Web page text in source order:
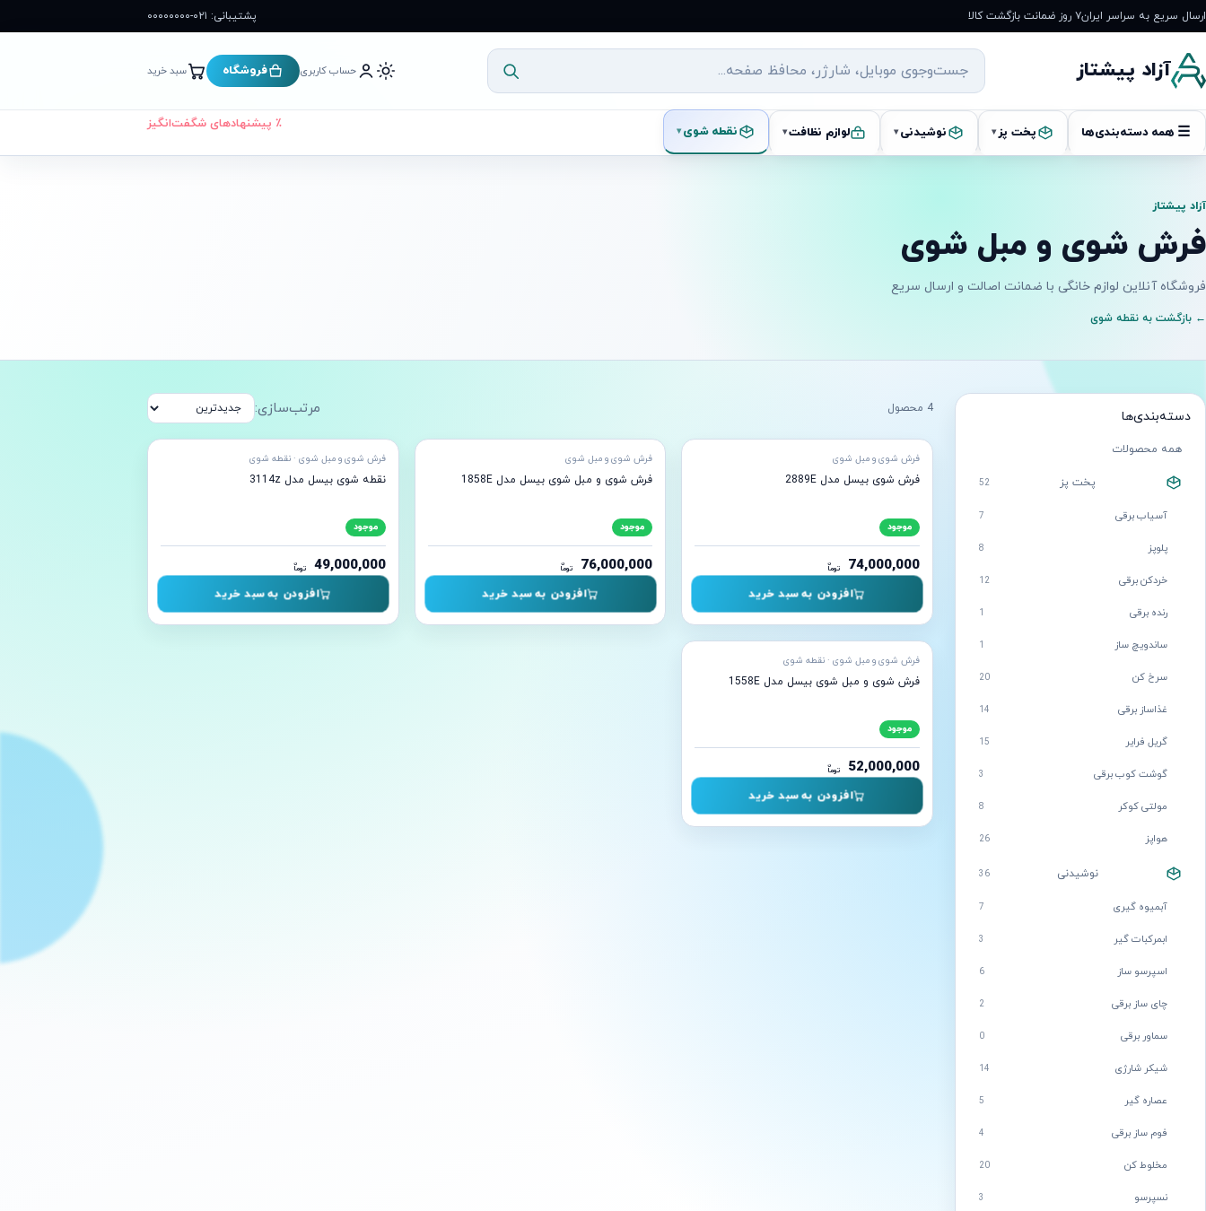
پرش
به
محتوا
ارسال سریع به سراسر ایران۷ روز ضمانت بازگشت کالا پشتیبانی: ۰۲۱-۰۰۰۰۰۰۰۰
آزاد پیشتاز حساب کاربری فروشگاه سبد خرید
☰ همه دسته‌بندی‌ها پخت پز ▾ نوشیدنی▾ لوازم نظافت▾ نقطه شوی ▾ ٪ پیشنهادهای شگفت‌انگیز
آزاد پیشتاز
فرش شوی و مبل شوی
فروشگاه آنلاین لوازم خانگی با ضمانت اصالت و ارسال سریع
← بازگشت به نقطه شوی
دسته‌بندی‌ها
همه محصولات
پخت پز 52
آسیاب برقی 7
پلوپز 8
خردکن برقی 12
رنده برقی 1
ساندویچ ساز 1
سرخ کن 20
غذاساز برقی 14
گریل فرایر 15
گوشت کوب برقی 3
مولتی کوکر 8
هواپز 26
نوشیدنی 36
آبمیوه گیری 7
ابمرکبات گیر 3
اسپرسو ساز 6
چای ساز برقی 2
سماور برقی 0
شیکر شارژی 14
عصاره گیر 5
فوم ساز برقی 4
مخلوط کن 20
نسپرسو 3
4 محصول مرتب‌سازی:
فرش شوی و مبل شوی
فرش شوی بیسل مدل 2889E
موجود
74,000,000 توما
ن
افزودن به سبد خرید
فرش شوی و مبل شوی
فرش شوی و مبل شوی بیسل مدل 1858E
موجود
76,000,000 توما
ن
افزودن به سبد خرید
فرش شوی و مبل شوی · نقطه شوی
نقطه شوی بیسل مدل 3114z
موجود
49,000,000 توما
ن
افزودن به سبد خرید
آماده ارسال
فرش شوی و مبل شوی · نقطه شوی
فرش شوی و مبل شوی بیسل مدل 1558E
موجود
52,000,000 توما
ن
افزودن به سبد خرید